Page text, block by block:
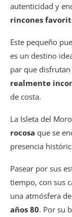
autenticidad y
rincones
Este pequeño
es un destino
par que
realmente
de costa.
La Isleta del
rocosa que se
presencia
Pasear por sus
tiempo, con sus
una atmósfera de
años 80. Por su